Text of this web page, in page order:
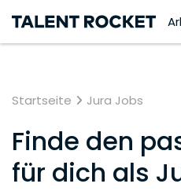
Startseite Jura Jobs
Finde den
für dich als